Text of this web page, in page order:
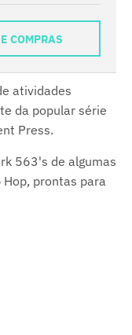
COMPRAS
atividades
da popular série
Press.
563's de algumas
prontas para